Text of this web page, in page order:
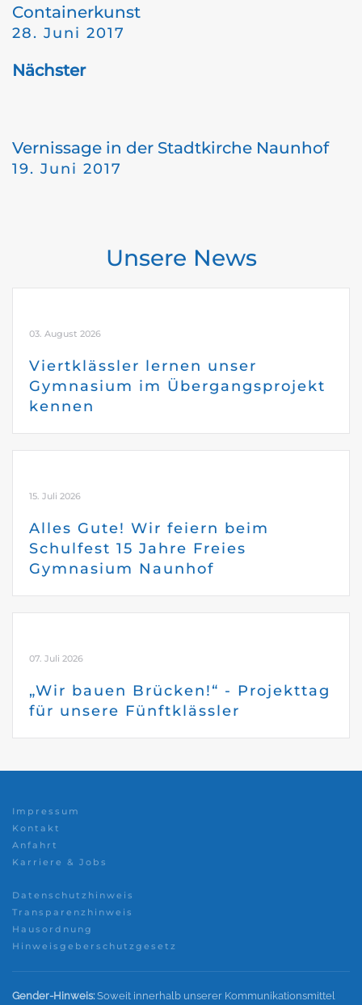
Containerkunst
28. Juni 2017
Nächster
Vernissage in der Stadtkirche Naunhof
19. Juni 2017
Unsere News
03. August 2026
Viertklässler lernen unser
Gymnasium im Übergangsprojekt
kennen
15. Juli 2026
Alles Gute! Wir feiern beim
Schulfest 15 Jahre Freies
Gymnasium Naunhof
07. Juli 2026
„Wir bauen Brücken!“ - Projekttag
für unsere Fünftklässler
Impressum
Kontakt
Anfahrt
Karriere & Jobs
Datenschutzhinweis
Transparenzhinweis
Hausordnung
Hinweisgeberschutzgesetz
Gender-Hinweis: Soweit innerhalb unserer Kommunikationsmittel